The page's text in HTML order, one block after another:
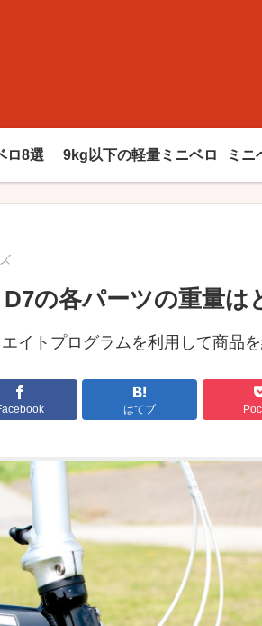
ロ8選 9kg以下の軽量ミニベロ ミニ
の各パーツの重量は
イトプログラムを利用して商品を
はてブ